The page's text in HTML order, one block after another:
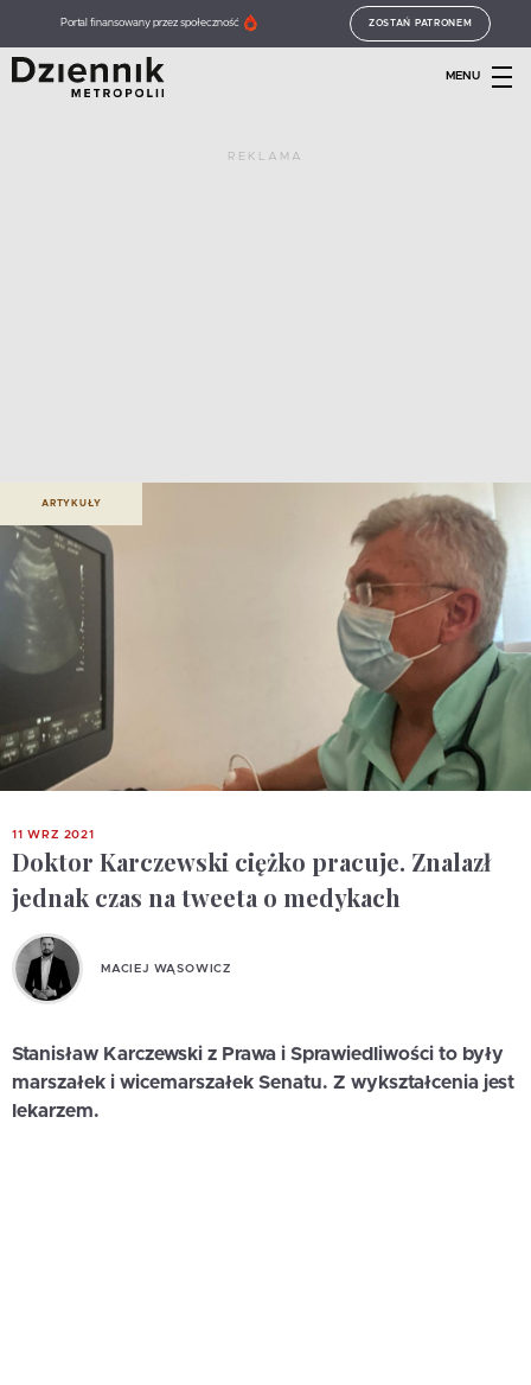
Portal finansowany przez społeczność ZOSTAŃ PATRONEM
MENU
REKLAMA
ARTYKUŁY
11 WRZ 2021
Doktor Karczewski ciężko pracuje. Znalazł
jednak czas na tweeta o medykach
MACIEJ WĄSOWICZ
Stanisław Karczewski z Prawa i Sprawiedliwości to były
marszałek i wicemarszałek Senatu. Z wykształcenia jest
lekarzem.